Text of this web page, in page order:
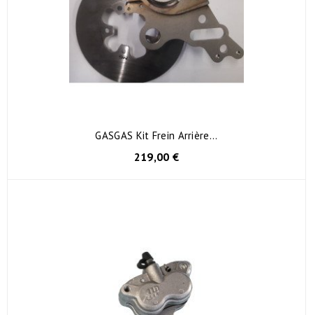
GASGAS Kit Frein Arrière...
219,00 €